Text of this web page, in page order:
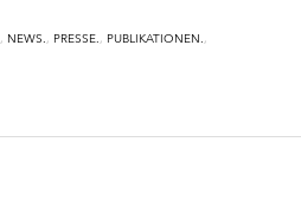
, NEWS. , PRESSE. , PUBLIKATIONEN. ,